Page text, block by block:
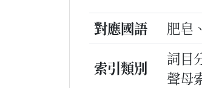
對應國語
肥皂
索引類別
詞目
聲母